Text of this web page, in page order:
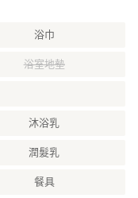
浴巾
浴室地墊
沐浴乳
潤髮乳
餐具